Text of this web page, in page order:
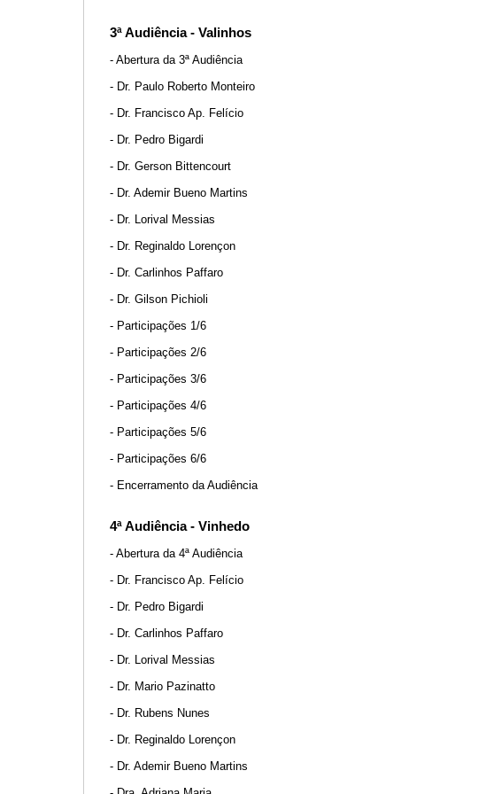
3ª Audiência - Valinhos
- Abertura da 3ª Audiência
- Dr. Paulo Roberto Monteiro
- Dr. Francisco Ap. Felício
- Dr. Pedro Bigardi
- Dr. Gerson Bittencourt
- Dr. Ademir Bueno Martins
- Dr. Lorival Messias
- Dr. Reginaldo Lorençon
- Dr. Carlinhos Paffaro
- Dr. Gilson Pichioli
- Participações 1/6
- Participações 2/6
- Participações 3/6
- Participações 4/6
- Participações 5/6
- Participações 6/6
- Encerramento da Audiência
4ª Audiência - Vinhedo
- Abertura da 4ª Audiência
- Dr. Francisco Ap. Felício
- Dr. Pedro Bigardi
- Dr. Carlinhos Paffaro
- Dr. Lorival Messias
- Dr. Mario Pazinatto
- Dr. Rubens Nunes
- Dr. Reginaldo Lorençon
- Dr. Ademir Bueno Martins